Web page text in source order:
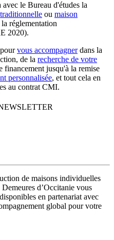
le Bureau d'études la
ou maison
réglementation
2020).
vous accompagnerdans la
de la recherche de votre
financement jusqu'à la remise
personnalisée, et tout cela en
au contrat CMI.
de maisons individuelles
d’Occitanie vous
en partenariat avec
global pour votre